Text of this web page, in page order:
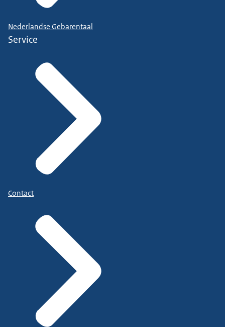
Nederlandse Gebarentaal
Service
Contact